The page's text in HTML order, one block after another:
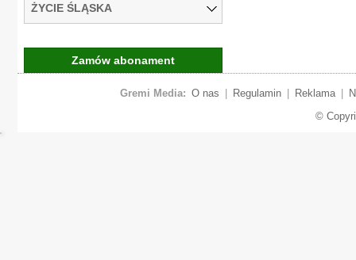
ŻYCIE ŚLĄSKA
Zamów abonament
Gremi Media: O nas Regulamin Reklama
©